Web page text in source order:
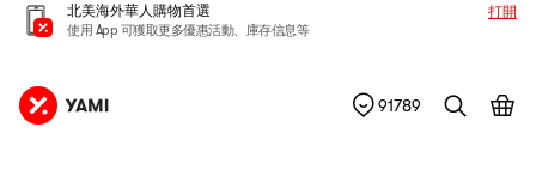
北美海外華人購物首選
使用 App 可獲取更多優惠活動、庫存信息等
打開
91789